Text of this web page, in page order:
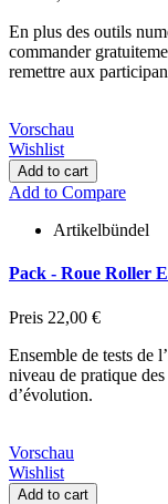
En plus des outils
commander
remettre aux
Vorschau
Wishlist
Add to cart
Add to Compare
Artikelbündel
Pack - Roue Roller
Preis 22,00 €
Ensemble de tests de
niveau de pratique
d’évolution.
Vorschau
Wishlist
Add to cart